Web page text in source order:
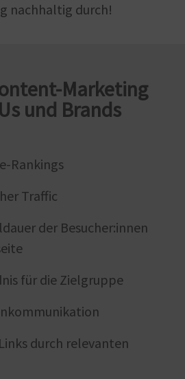
nachhaltig durch!
Marketing
und Brands
Rankings
Traffic
der Besucher:innen
für die Zielgruppe
durch relevanten